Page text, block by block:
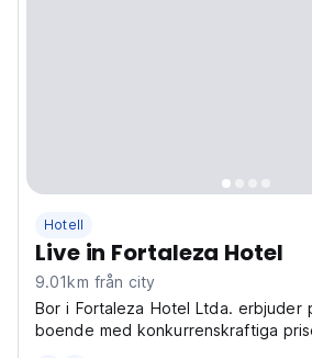
Hotell
Live in Fortaleza Hotel
9.01km från city
Bor i Fortaleza Hotel Ltda. erbjuder
boende med konkurrenskraftiga